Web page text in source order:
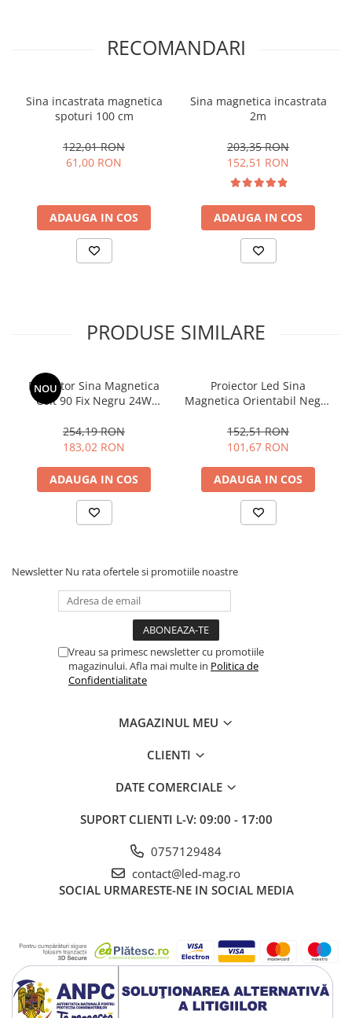
RECOMANDARI
Sina incastrata magnetica
spoturi 100 cm
122,01 RON
61,00 RON
ADAUGA IN COS
Sina magnetica incastrata
2m
203,35 RON
152,51 RON
ADAUGA IN COS
PRODUSE SIMILARE
NOU
Proiector Sina Magnetica
Colt 90 Fix Negru 24W
254,19 RON
183,02 RON
ADAUGA IN COS
Proiector Led Sina
Magnetica Orientabil Negru
152,51 RON
101,67 RON
ADAUGA IN COS
Newsletter Nu rata ofertele si promotiile noastre
Vreau sa primesc newsletter cu promotiile
magazinului. Afla mai multe in Politica de
Confidentialitate
MAGAZINUL MEU
CLIENTI
DATE COMERCIALE
SUPORT CLIENTI L-V: 09:00 - 17:00
0757129484
contact@led-mag.ro
SOCIAL URMARESTE-NE IN SOCIAL MEDIA